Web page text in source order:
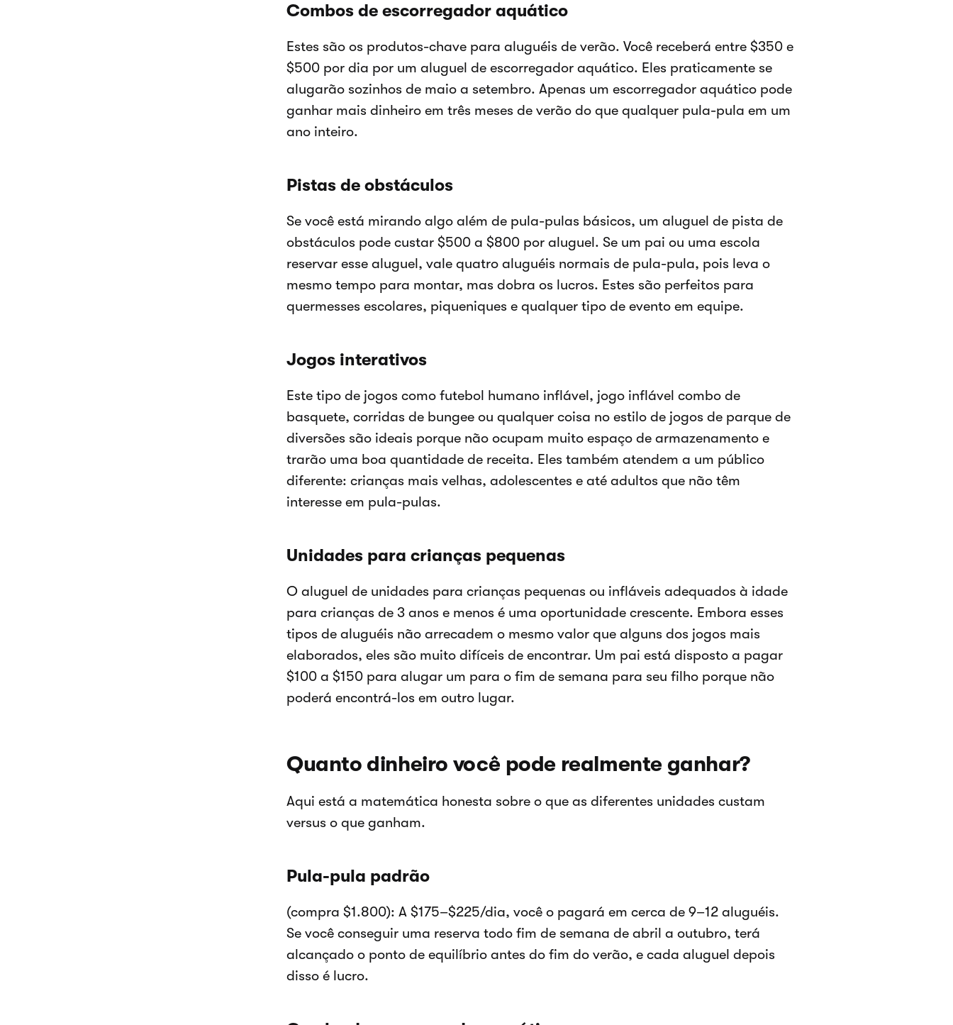
Combos de escorregador aquático
Estes são os produtos-chave para aluguéis de verão. Você receberá entre $350 e
$500 por dia por um aluguel de escorregador aquático. Eles praticamente se
alugarão sozinhos de maio a setembro. Apenas um escorregador aquático pode
ganhar mais dinheiro em três meses de verão do que qualquer pula-pula em um
ano inteiro.
Pistas de obstáculos
Se você está mirando algo além de pula-pulas básicos, um aluguel de pista de
obstáculos pode custar $500 a $800 por aluguel. Se um pai ou uma escola
reservar esse aluguel, vale quatro aluguéis normais de pula-pula, pois leva o
mesmo tempo para montar, mas dobra os lucros. Estes são perfeitos para
quermesses escolares, piqueniques e qualquer tipo de evento em equipe.
Jogos interativos
Este tipo de jogos como futebol humano inflável, jogo inflável combo de
basquete, corridas de bungee ou qualquer coisa no estilo de jogos de parque de
diversões são ideais porque não ocupam muito espaço de armazenamento e
trarão uma boa quantidade de receita. Eles também atendem a um público
diferente: crianças mais velhas, adolescentes e até adultos que não têm
interesse em pula-pulas.
Unidades para crianças pequenas
O aluguel de unidades para crianças pequenas ou infláveis adequados à idade
para crianças de 3 anos e menos é uma oportunidade crescente. Embora esses
tipos de aluguéis não arrecadem o mesmo valor que alguns dos jogos mais
elaborados, eles são muito difíceis de encontrar. Um pai está disposto a pagar
$100 a $150 para alugar um para o fim de semana para seu filho porque não
poderá encontrá-los em outro lugar.
Quanto dinheiro você pode realmente ganhar?
Aqui está a matemática honesta sobre o que as diferentes unidades custam
versus o que ganham.
Pula-pula padrão
(compra $1.800): A $175–$225/dia, você o pagará em cerca de 9–12 aluguéis.
Se você conseguir uma reserva todo fim de semana de abril a outubro, terá
alcançado o ponto de equilíbrio antes do fim do verão, e cada aluguel depois
disso é lucro.